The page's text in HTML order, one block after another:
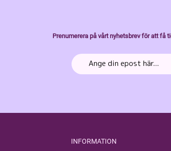
Prenumerera på vårt nyhetsbrev för att få
INFORMATION